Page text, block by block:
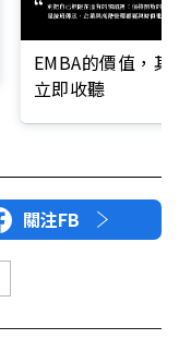
EMBA的價值，
立即收聽
關注FB